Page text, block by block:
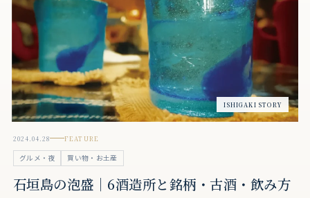
ISHIGAKI STORY
2024.04.28 FEATURE
グルメ・夜 買い物・お土産
石垣島の泡盛｜6酒造所と銘柄・古酒・飲み方